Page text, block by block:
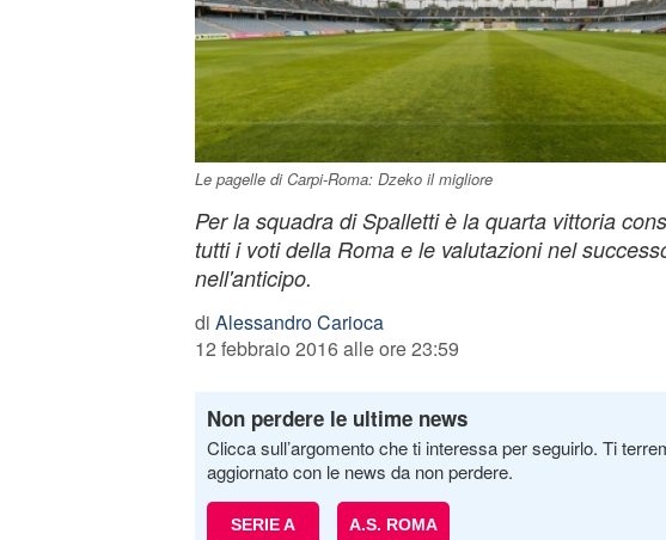
Le pagelle di Carpi-Roma: Dzeko il migliore
Per la squadra di Spalletti è la quarta vittoria
tutti i voti della Roma e le valutazioni nel
nell'anticipo.
di Alessandro Carioca
12 febbraio 2016 alle ore 23:59
Non perdere le ultime news
Clicca sull’argomento che ti interessa per seguirlo. Ti
aggiornato con le news da non perdere.
SERIE A A.S. ROMA